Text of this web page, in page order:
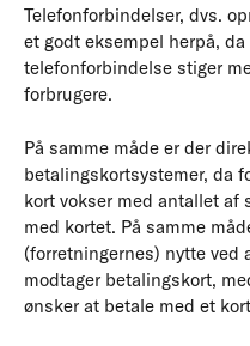
Telefonforbindelser, dvs.
et godt eksempel herpå,
telefonforbindelse stiger
forbrugere.
På samme måde er der
betalingskortsystemer, da
kort vokser med antallet af
med kortet. På samme
(forretningernes) nytte ved
modtager betalingskort,
ønsker at betale med et